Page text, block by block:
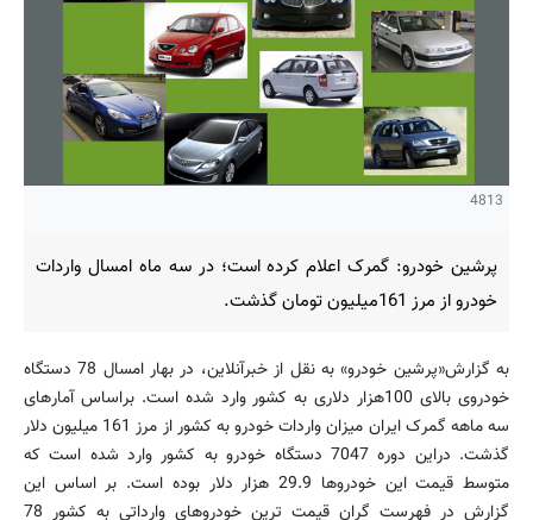
4813
پرشین خودرو: گمرک اعلام کرده است؛ در سه ماه امسال واردات
خودرو از مرز 161میلیون تومان گذشت.
به گزارش«پرشین خودرو» به نقل از خبرآنلاین، در بهار امسال 78 دستگاه
خودروی بالای 100هزار دلاری به کشور وارد شده است. براساس آمارهای
سه ماهه گمرک ایران میزان واردات خودرو به کشور از مرز 161 میلیون دلار
گذشت. دراین دوره 7047 دستگاه خودرو به کشور وارد شده است که
متوسط قیمت این خودروها 29.9 هزار دلار بوده است. بر اساس این
گزارش در فهرست گران قیمت ترین خودروهای وارداتی به کشور 78